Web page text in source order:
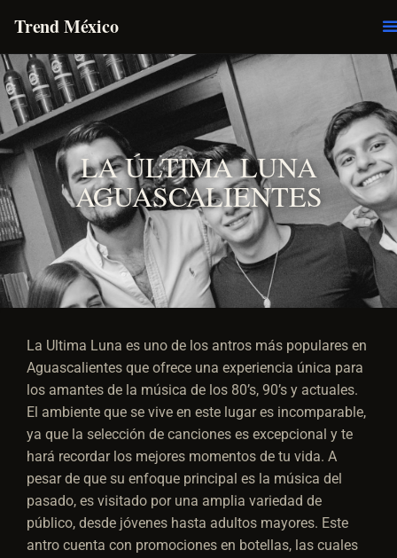
Trend México
LA ÚLTIMA LUNA
AGUASCALIENTES
La Ultima Luna es uno de los antros más populares en
Aguascalientes que ofrece una experiencia única para
los amantes de la música de los 80’s, 90’s y actuales.
El ambiente que se vive en este lugar es incomparable,
ya que la selección de canciones es excepcional y te
hará recordar los mejores momentos de tu vida. A
pesar de que su enfoque principal es la música del
pasado, es visitado por una amplia variedad de
público, desde jóvenes hasta adultos mayores. Este
antro cuenta con promociones en botellas, las cuales